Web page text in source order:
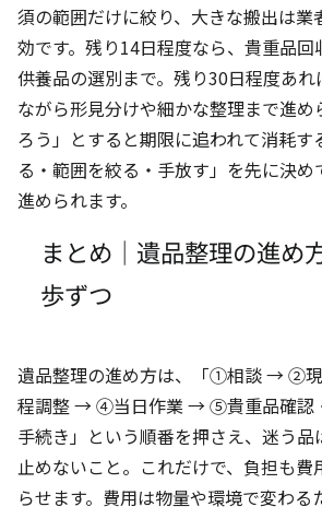
須の範囲だけに絞り、大きな搬出は業
効です。残り14日程度なら、貴重品回
供養品の選別まで。残り30日程度あれ
ながら形見分けや細かな整理まで進め
ろう」とすると期限に追われて消耗す
る・範囲を絞る・手放す」を先に決め
進められます。
まとめ｜遺品整理の進め
歩ずつ
遺品整理の進め方は、「①相談 → ②
程調整 → ④当日作業 → ⑤貴重品確認
手続き」という順番を押さえ、迷う品
止めないこと。これだけで、負担も
らせます。費用は物量や環境で変わる